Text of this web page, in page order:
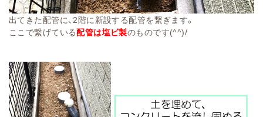
出てきた配管に、2階に新設する配管を繋ぎます。
ここで繋げている配管は塩ビ製のものです(^^)/